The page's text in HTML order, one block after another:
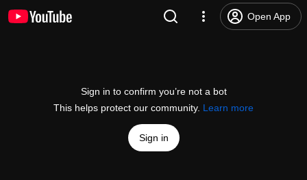
Open App
Sign in to confirm you’re not a bot
This helps protect our community. Learn more
Sign in